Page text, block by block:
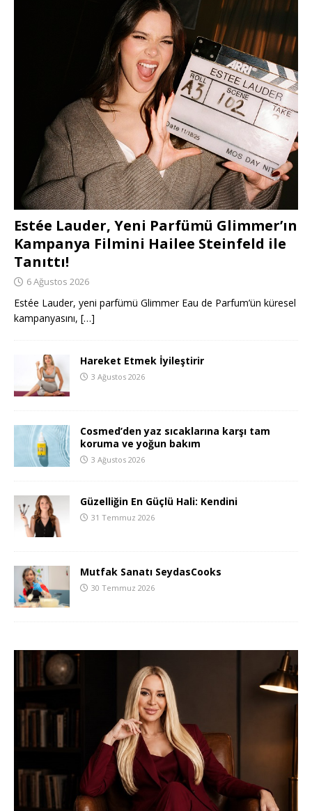
Estée Lauder, Yeni Parfümü Glimmer’ın
Kampanya Filmini Hailee Steinfeld ile
Tanıttı!
6 Ağustos 2026
Estée Lauder, yeni parfümü Glimmer Eau de Parfum’ün küresel
kampanyasını, […]
Hareket Etmek İyileştirir
3 Ağustos 2026
Cosmed’den yaz sıcaklarına karşı tam
koruma ve yoğun bakım
3 Ağustos 2026
Güzelliğin En Güçlü Hali: Kendini
31 Temmuz 2026
Mutfak Sanatı SeydasCooks
30 Temmuz 2026